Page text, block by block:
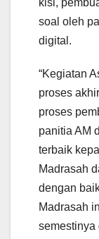
soal oleh
digital.
“Kegiatan
proses
proses
panitia AM
terbaik
Madrasah
dengan
Madrasah
semestinya